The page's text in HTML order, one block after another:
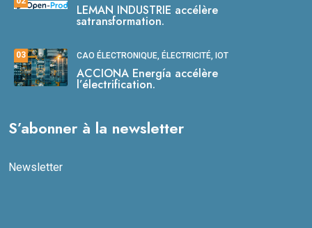
LEMAN INDUSTRIE accélère
satransformation.
03 CAO ÉLECTRONIQUE, ÉLECTRICITÉ, IOT
ACCIONA Energía accélère
l’électrification.
S’abonner à la newsletter
Newsletter